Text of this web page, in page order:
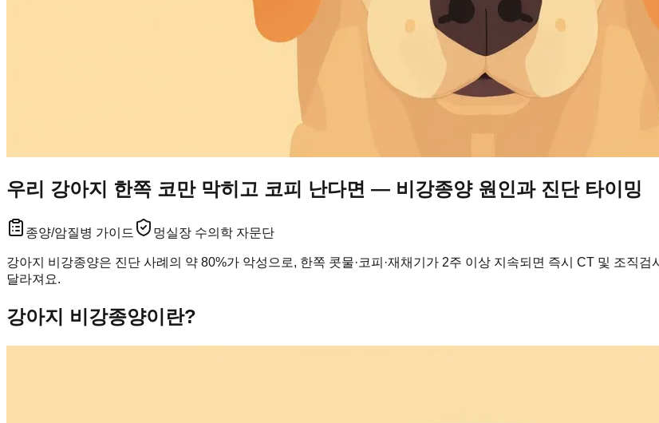
우리 강아지 한쪽 코만 막히고 코피 난다면 — 비강종양 원인과 진단 타이밍
종양/암질병 가이드 멍실장 수의학 자문단
강아지 비강종양은 진단 사례의 약 80%가 악성으로, 한쪽 콧물·코피·재채기가 2주 이상 지속되면 즉시 CT 및 조직
달라져요.
강아지 비강종양이란?